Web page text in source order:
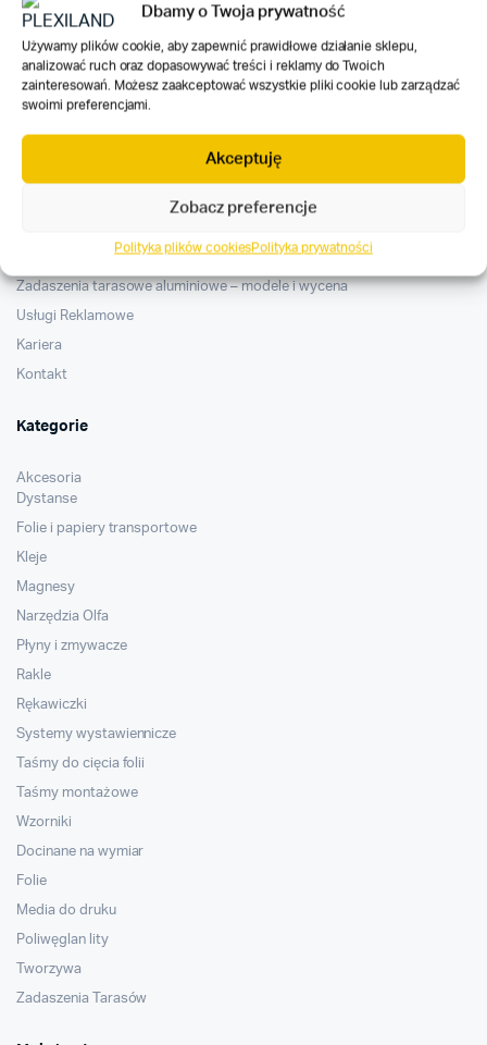
Dbamy o Twoja prywatność
Używamy plików cookie, aby zapewnić prawidłowe działanie sklepu,
analizować ruch oraz dopasowywać treści i reklamy do Twoich
zainteresowań. Możesz zaakceptować wszystkie pliki cookie lub zarządzać
swoimi preferencjami.
Akceptuję
Zobacz preferencje
Polityka plików cookiesPolityka prywatności
Otrzymuj e-mailowe powiadomienia o nowościach w naszym
Działania społeczne
Zadaszenia tarasowe aluminiowe – modele i wycena
Usługi Reklamowe
Kariera
Kontakt
Kategorie
Akcesoria
Dystanse
Folie i papiery transportowe
Kleje
Magnesy
Narzędzia Olfa
Płyny i zmywacze
Rakle
Rękawiczki
Systemy wystawiennicze
Taśmy do cięcia folii
Taśmy montażowe
Wzorniki
Docinane na wymiar
Folie
Media do druku
Poliwęglan lity
Tworzywa
Zadaszenia Tarasów